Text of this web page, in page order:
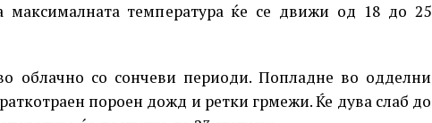
температура ќе се движи од 18 до 25
облачно со сончеви периоди. Попладне во одделни
пороен дожд и ретки грмежи. Ќе дува слаб до